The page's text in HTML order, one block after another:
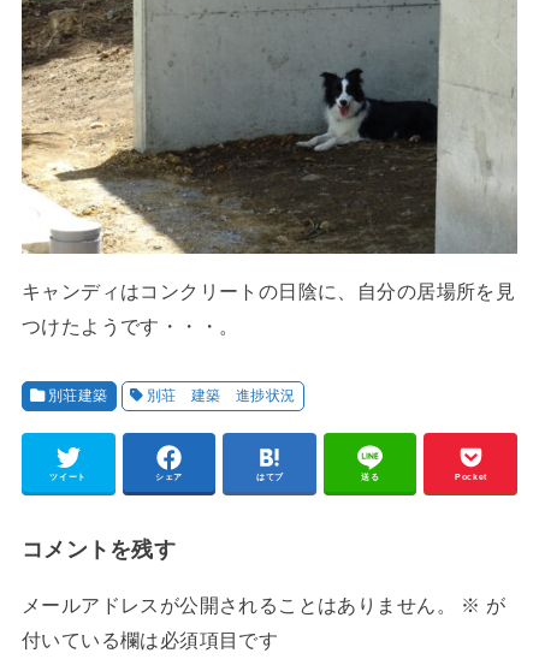
キャンディはコンクリートの日陰に、自分の居場所を見
つけたようです・・・。
別荘建築 別荘 建築 進捗状況
ツイート シェア はてブ 送る Pocket
コメントを残す
メールアドレスが公開されることはありません。 ※ が
付いている欄は必須項目です